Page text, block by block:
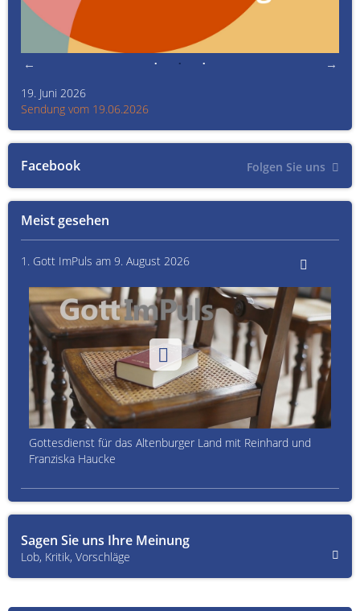
Meist gesehen
1. Gott ImPuls am 9. August 2026
Gottesdienst für das Altenburger Land mit Reinhard und
Franziska Haucke
Facebook Folgen Sie uns
19. Juni 2026
Sendung vom 19.06.2026
Sagen Sie uns Ihre Meinung
Lob, Kritik, Vorschläge